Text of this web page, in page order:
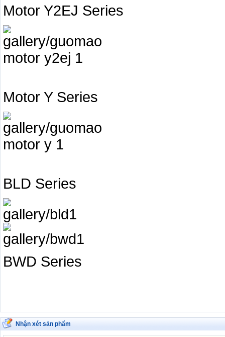
Motor Y2EJ Series
Motor Y Series
BLD Series
BWD Series
Nhận xét sản phẩm